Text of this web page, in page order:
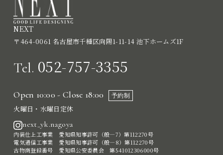
NEXT
〒464-0061 名古屋市千種区向陽1-11-14 池下ホームズ1F
Tel. 052-757-3355
Open 10:00 - Close 18:00 予約制
火曜日・水曜日定休
next_yk.nagoya
内装仕上工事業 愛知県知事許可（般―7）第112270号
電気通信工事業 愛知県知事許可（般―8）第112270号
古物商登録番号 愛知県公安委員会 第541012306000号